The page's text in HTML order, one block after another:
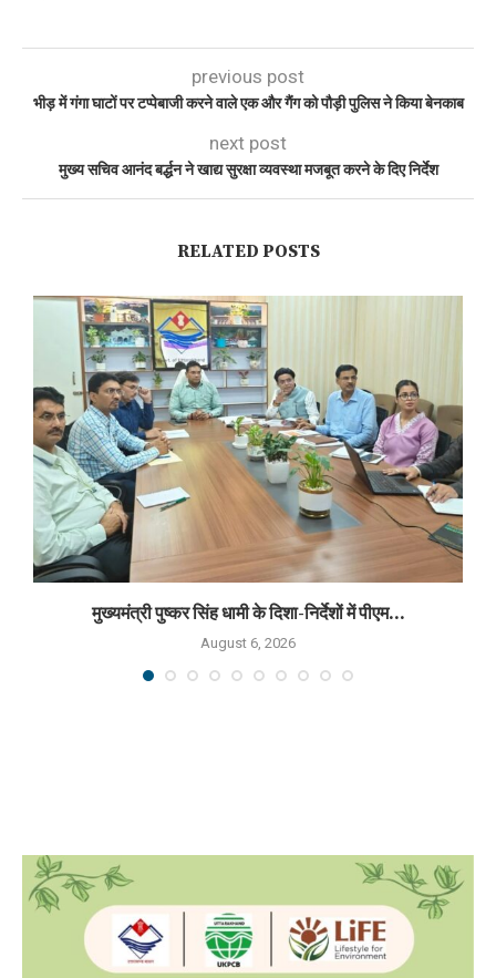
previous post
भीड़ में गंगा घाटों पर टप्पेबाजी करने वाले एक और गैंग को पौड़ी पुलिस ने किया बेनकाब
next post
मुख्य सचिव आनंद बर्द्धन ने खाद्य सुरक्षा व्यवस्था मजबूत करने के दिए निर्देश
RELATED POSTS
मुख्यमंत्री पुष्कर सिंह धामी के दिशा-निर्देशों में पीएम...
August 6, 2026